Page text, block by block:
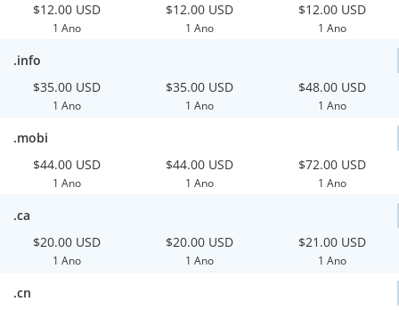
$12.00 USD
1 Ano
$12.00 USD
1 Ano
$12.00 USD
1 Ano
.info
$35.00 USD
1 Ano
$35.00 USD
1 Ano
$48.00 USD
1 Ano
.mobi
$44.00 USD
1 Ano
$44.00 USD
1 Ano
$72.00 USD
1 Ano
.ca
$20.00 USD
1 Ano
$20.00 USD
1 Ano
$21.00 USD
1 Ano
.cn